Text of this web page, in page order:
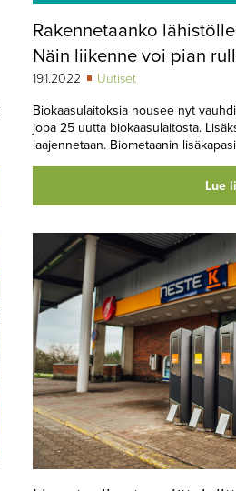
Rakennetaanko
Näin liikenne voi pian
19.1.2022 Uutiset
Biokaasulaitoksia nousee nyt
jopa 25 uutta biokaasulaitosta.
laajennetaan. Biometaanin
Lue